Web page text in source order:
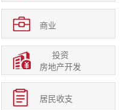
商业
投资
房地产开发
居民收支